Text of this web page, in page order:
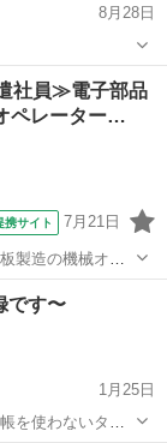
8月28日
イル
社員≫電子部品
ペレーター…
携サイト 7月21日
製造の機械オペ
同士の応募OK！
あり！マイカー
です〜
1月25日
を使わないタイ